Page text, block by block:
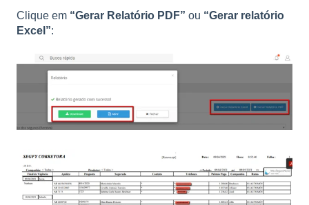
Clique em “Gerar Relatório PDF” ou “Gerar relatório
Excel”: